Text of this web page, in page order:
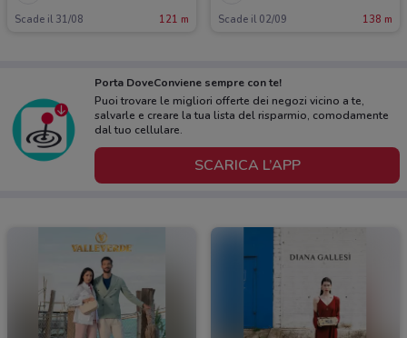
Scade il 31/08 121 m Scade il 02/09 138 m
Porta DoveConviene sempre con te!
Puoi trovare le migliori offerte dei negozi vicino a te,
salvarle e creare la tua lista del risparmio, comodamente
dal tuo cellulare.
SCARICA L’APP